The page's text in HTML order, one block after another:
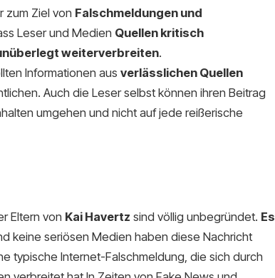
zum Ziel von Falschmeldungen und
Leser und Medien Quellen kritisch
weiterverbreiten.
Informationen aus verlässlichen Quellen
Auch die Leser selbst können ihren Beitrag
umgehen und nicht auf jede reißerische
Eltern von Kai Havertz sind völlig unbegründet. Es
keine seriösen Medien haben diese Nachricht
typische Internet-Falschmeldung, die sich durch